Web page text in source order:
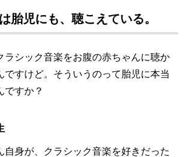
胎児にも、聴こえている。
ラシック音楽をお腹の赤ちゃんに聴か
ですけど。そういうのって胎児に本当
ですか？
自身が、クラシック音楽を好きだった